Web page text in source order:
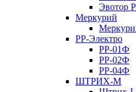
Эвотор
Меркурий
РР-Электро
РР-01Ф
РР-02Ф
РР-04Ф
ШТРИХ-М